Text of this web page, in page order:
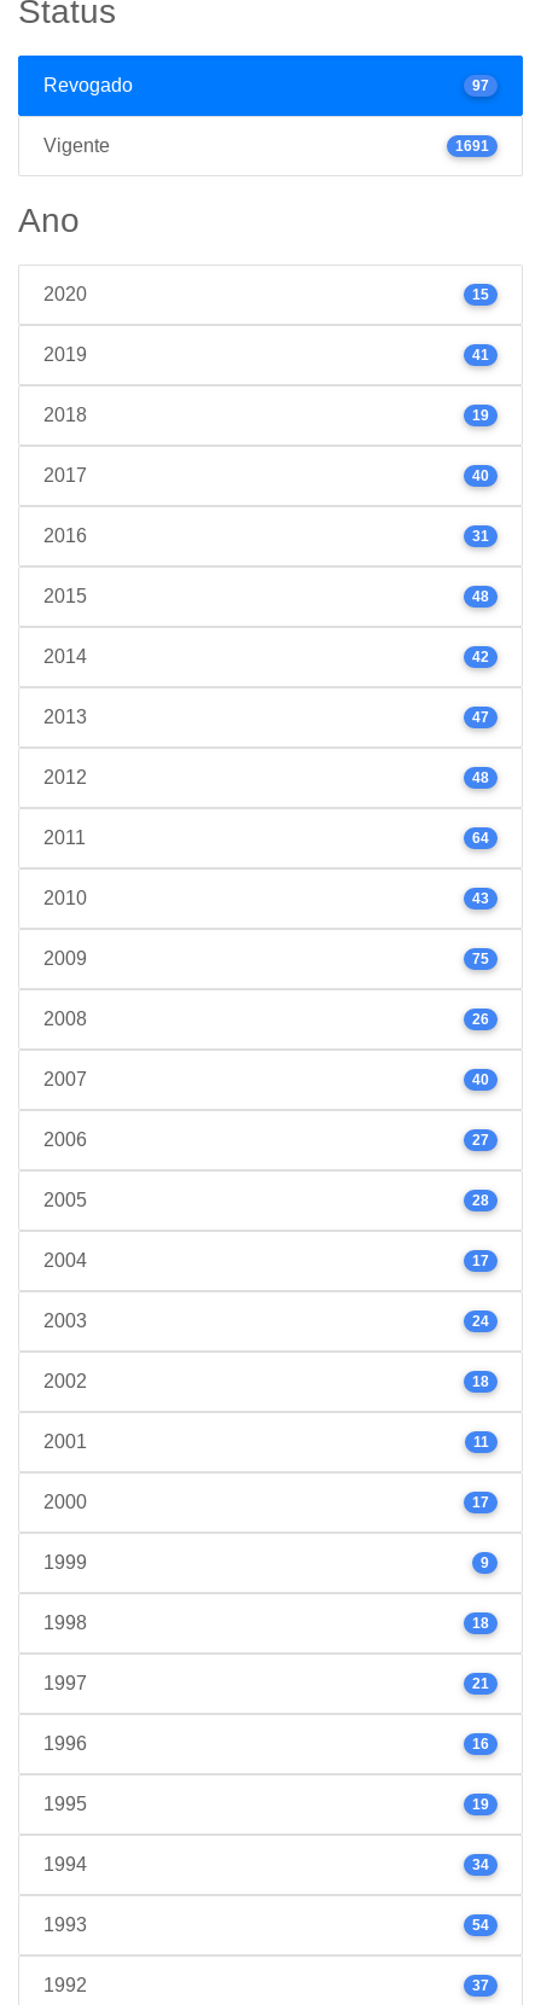
Status
Revogado 97
Vigente 1691
Ano
2020 15
2019 41
2018 19
2017 40
2016 31
2015 48
2014 42
2013 47
2012 48
2011 64
2010 43
2009 75
2008 26
2007 40
2006 27
2005 28
2004 17
2003 24
2002 18
2001 11
2000 17
1999 9
1998 18
1997 21
1996 16
1995 19
1994 34
1993 54
1992 37